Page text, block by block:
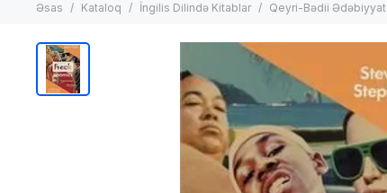
Əsas Kataloq İngilis Dilində Kitablar Qeyri-Bədii Ədəbiyyat